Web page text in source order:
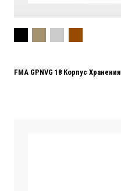
FMA GPNVG 18 Корпус Хранения